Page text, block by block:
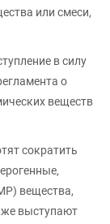
или смеси,
в силу
о
веществ
сократить
вещества,
выступают